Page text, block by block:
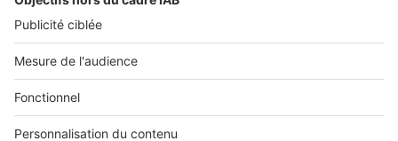
Politique Générale de Protection des Données
Charte éditeur
Paramétrer mes cookies